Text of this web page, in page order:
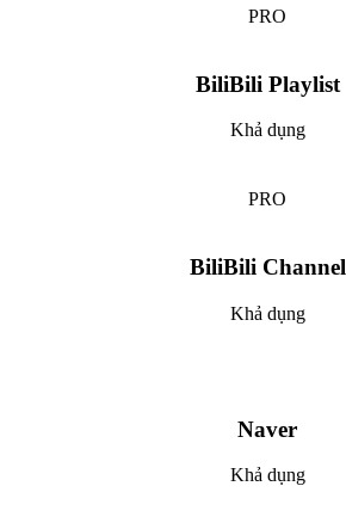
PRO
BiliBili Playlist
Khả dụng
PRO
BiliBili Channel
Khả dụng
Naver
Khả dụng